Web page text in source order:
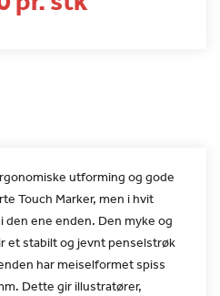
utforming og gode
Touch Marker, men i hvit
den ene enden. Den myke og
et stabilt og jevnt penselstrøk
har meiselformetspiss
Dette gir illustratører,